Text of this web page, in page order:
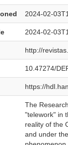
2024-02-
2024-02-
http://
10.47274/
https://
The
"telework" in
reality of the
and under